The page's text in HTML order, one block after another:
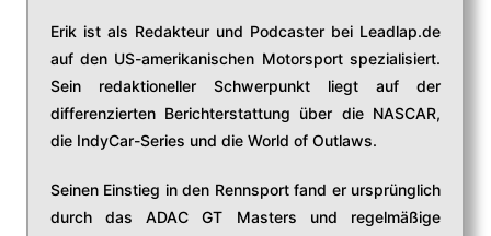
Erik ist als Redakteur und Podcaster bei Leadlap.de
auf den US-amerikanischen Motorsport spezialisiert.
Sein redaktioneller Schwerpunkt liegt auf der
differenzierten Berichterstattung über die NASCAR,
die IndyCar-Series und die World of Outlaws.
Seinen Einstieg in den Rennsport fand er ursprünglich
durch das ADAC GT Masters und regelmäßige